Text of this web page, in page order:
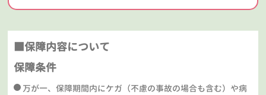
■保障内容について
保障条件
万が一、保障期間内にケガ（不慮の事故の場合も含む）や病